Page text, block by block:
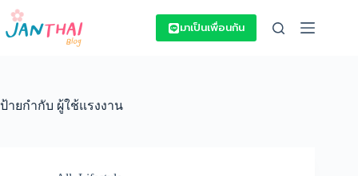
Skip
content
มาเป็นเพื่อนกัน
ป้ายกำกับ ผู้ใช้แรงงาน